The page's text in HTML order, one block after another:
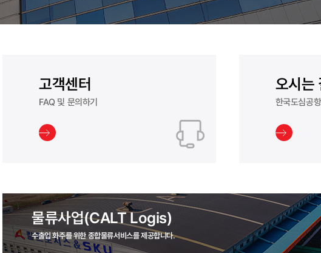
고객센터
FAQ 및 문의하기
오시는
한국도심공
물류사업(CALT Logis)
수출입 화주를 위한 종합물류서비스를 제공합니다.